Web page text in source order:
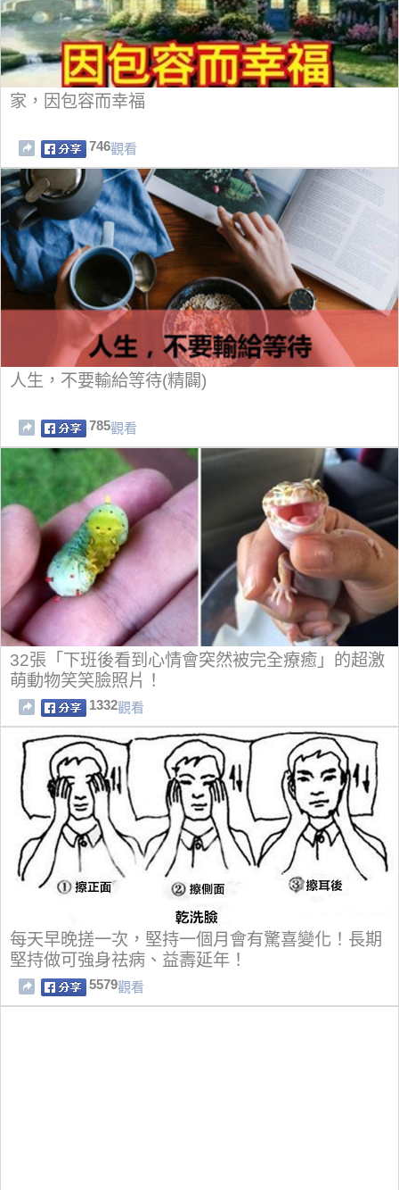
家，因包容而幸福
746觀看
人生，不要輸給等待(精闢)
785觀看
32張「下班後看到心情會突然被完全療癒」的超激
萌動物笑笑臉照片！
1332觀看
每天早晚搓一次，堅持一個月會有驚喜變化！長期
堅持做可強身祛病、益壽延年！
5579觀看